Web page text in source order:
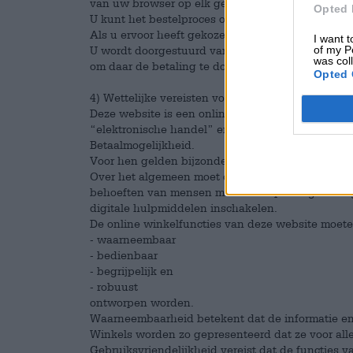
Opted
I want
of my
was
Opted
van uw browser op elk gewenst moment terug
U kunt het bestelproces op elk gewenst moment
Als u ervoor heeft gekozen om te betalen via
U wordt doorgestuurd van de definitieve
om daar de betaling te doen.
4) Wettelijke vereisten voor toegankelijkheid
Deze website is een online winkel en behoort tot
“elektronische handel” en wordt gekenmerkt
Betaalmogelijkheid.
Voor hen gelden bijzondere wettelijke vereisten
Over het algemeen moet deze website functies
behoeften van mensen met een beperking en
digitale hulpmiddelen inschakelen.
De online winkelfuncties van deze website
- waarneembaar
- bedienbaar
- begrijpelijk en
- robuust
ontworpen worden.
Waarneembaarheid betekent dat de informatie
Winkels worden zo gepresenteerd dat ze voor
Gebruiksvriendelijkheid vereist dat de functies